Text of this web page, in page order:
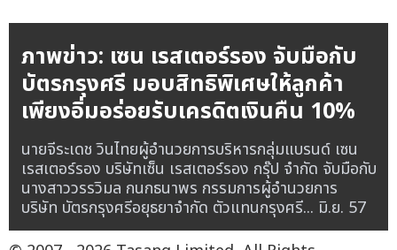
ภาพข่าว: เซน เรสเตอร์รอง จับมือกับ
บัตรกรุงศรี มอบสิทธิพิเศษให้ลูกค้า
เพียงอิ่มอร่อยรับเครดิตเงินคืน 10%
นายจีระเดช วินไทยผู้อำนวยการบริหารกลุ่มแบรนด์ เซน
เรสเตอร์รอง บริษัทเซ็น เรสเตอร์รอง กรุ๊ป จำกัด จับมือกับ
นางสาววรรวิมล กนกธนาพร กรรมการผู้อำนวยการ
บริษัท บัตรกรุงศรีอยุธยาจำกัด ตัวแทนกรุงศรี... มิ.ย. 57